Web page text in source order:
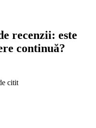
recenzii: este
continuă?
citit